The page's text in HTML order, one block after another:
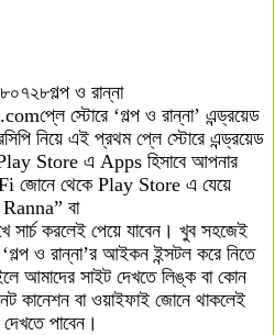
ও রান্না
স্টোরে ‘গল্প ও রান্না’ এন্ড্রয়েড
নিয়ে এই প্রথম প্লে স্টোরে এন্ড্রয়েড
Store এ Apps হিসাবে আপনার
জোনে থেকে Play Store এ যেয়ে
বা
করলেই পেয়ে যাবেন। খুব সহজেই
ও রান্না’র আইকন ইন্সটল করে নিতে
আমাদের সাইট দেখতে লিঙ্ক বা কোন
কানেশন বা ওয়াইফাই জোনে থাকলেই
পাবেন।